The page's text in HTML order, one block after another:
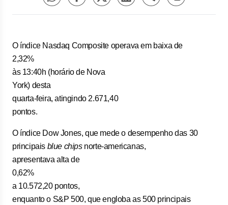
O índice Nasdaq Composite operava em baixa de
2,32%
às 13:40h (horário de Nova
York) desta
quarta-feira, atingindo 2.671,40
pontos.
O índice Dow Jones, que mede o desempenho das 30
principais blue chipsnorte-americanas,
apresentava alta de
0,62%
a 10.572,20 pontos,
enquanto o S&P 500, que engloba as 500 principais